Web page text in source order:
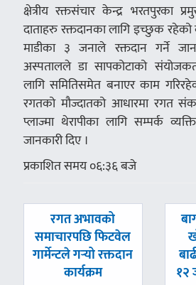
क्षेत्रीय रक्तसंचार केन्द्र भरतपुरका
दाताहरु रक्तदानका लागि इच्छुक
माडीका ३ जनाले रक्तदान गर्ने
अस्पतालले डा सापकोटाको
लागि समितिसमेत बनाएर काम
रगतको मौज्दातको आधारमा रगत
प्लाज्मा थेरापीका लागि सम्पर्क
जानकारी दिए ।
प्रकाशित समय ०६:३६ बजे
पछिल्लाे
-
रगत अभावको
समाचारपछि फिटवेल
गार्मेन्टले गर्‍यो रक्तदान
कार्यक्रम
१२